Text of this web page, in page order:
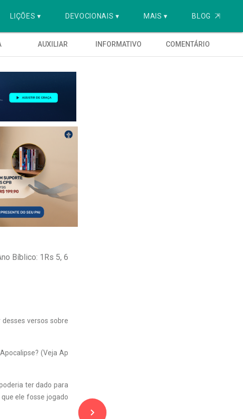
LIÇÕES ▾ DEVOCIONAIS ▾ MAIS ▾ BLOG ⇱
AUXILIAR INFORMATIVO COMENTÁRIO
Bíblico: 1Rs 5, 6
versos sobre
(Veja Ap
ter dado para
ele fosse jogado
navigate_next